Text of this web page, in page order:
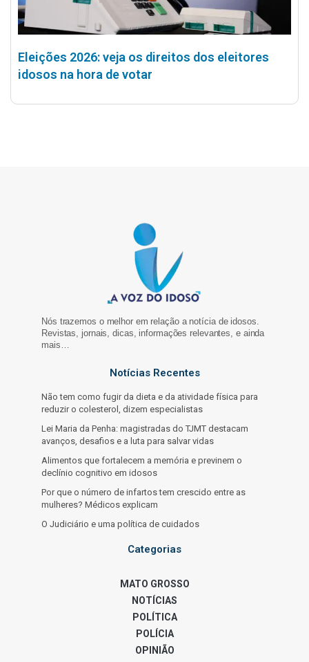
Eleições 2026: veja os direitos dos eleitores
idosos na hora de votar
Nós trazemos o melhor em relação a notícia de idosos.
Revistas, jornais, dicas, informações relevantes, e ainda
mais…
Notícias Recentes
Não tem como fugir da dieta e da atividade física para
reduzir o colesterol, dizem especialistas
Lei Maria da Penha: magistradas do TJMT destacam
avanços, desafios e a luta para salvar vidas
Alimentos que fortalecem a memória e previnem o
declínio cognitivo em idosos
Por que o número de infartos tem crescido entre as
mulheres? Médicos explicam
O Judiciário e uma política de cuidados
Categorias
MATO GROSSO
NOTÍCIAS
POLÍTICA
POLÍCIA
OPINIÃO